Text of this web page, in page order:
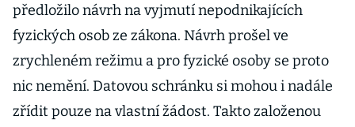
předložilo návrh na vyjmutí nepodnikajících
fyzických osob ze zákona. Návrh prošel ve
zrychleném režimu a pro fyzické osoby se proto
nic nemění. Datovou schránku si mohou i nadále
zřídit pouze na vlastní žádost. Takto založenou